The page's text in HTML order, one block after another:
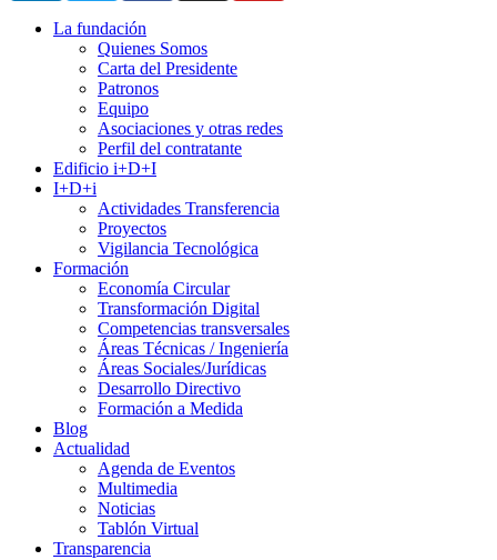
La fundación
Quienes Somos
Carta del Presidente
Patronos
Equipo
Asociaciones y otras redes
Perfil del contratante
Edificio i+D+I
I+D+i
Actividades Transferencia
Proyectos
Vigilancia Tecnológica
Formación
Economía Circular
Transformación Digital
Competencias transversales
Áreas Técnicas / Ingeniería
Áreas Sociales/Jurídicas
Desarrollo Directivo
Formación a Medida
Blog
Actualidad
Agenda de Eventos
Multimedia
Noticias
Tablón Virtual
Transparencia